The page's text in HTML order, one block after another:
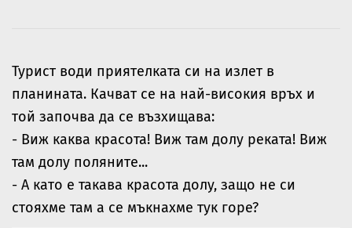
Турист води приятелката си на излет в
планината. Качват се на най-високия връх и
той започва да се възхищава:
- Виж каква красота! Виж там долу реката! Виж
там долу поляните...
- А като е такава красота долу, защо не си
стояхме там а се мъкнахме тук горе?